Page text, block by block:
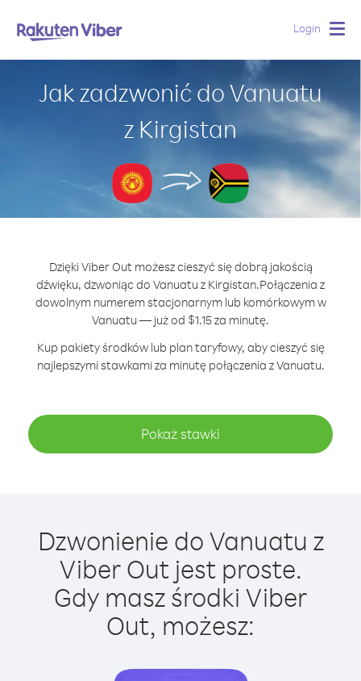
Login
Jak zadzwonić do Vanuatu
z Kirgistan
Dzięki Viber Out możesz cieszyć się dobrą jakością
dźwięku, dzwoniąc do Vanuatu z Kirgistan.Połączenia z
dowolnym numerem stacjonarnym lub komórkowym w
Vanuatu — już od $1.15 za minutę.
Kup pakiety środków lub plan taryfowy, aby cieszyć się
najlepszymi stawkami za minutę połączenia z Vanuatu.
Pokaż stawki
Dzwonienie do Vanuatu z
Viber Out jest proste.
Gdy masz środki Viber
Out, możesz: